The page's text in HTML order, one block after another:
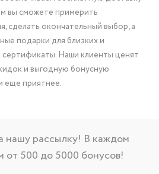
вы сможете примерить
сделать окончательный выбор, а
подарки для близких и
Наши клиенты ценят
и выгодную бонусную
еще приятнее.
нашу рассылку! В каждом
от 500 до 5000 бонусов!